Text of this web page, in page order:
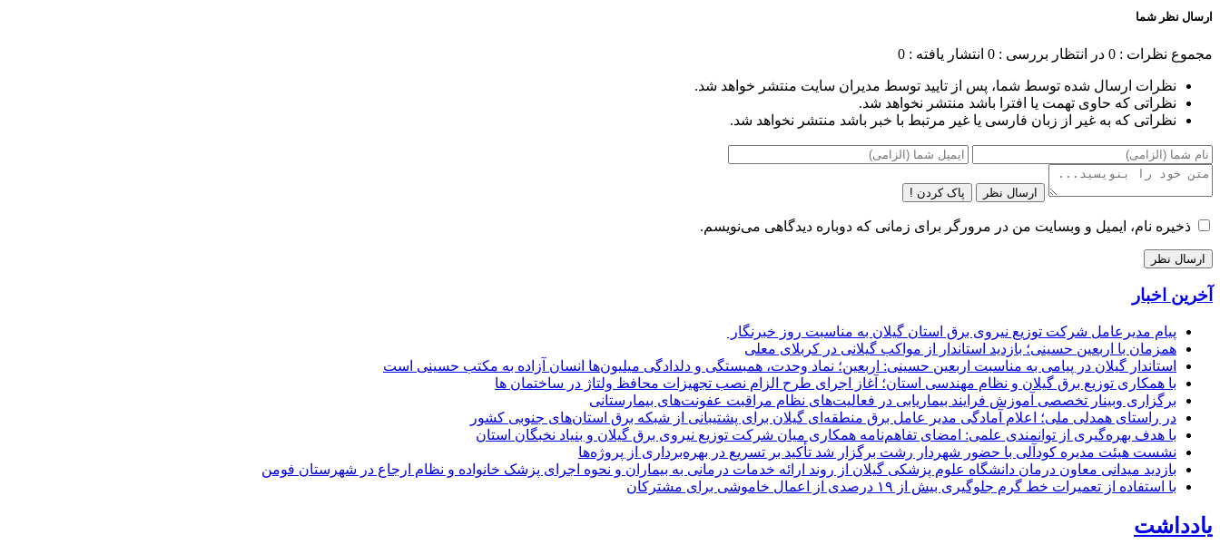
ارسال نظر شما
مجموع نظرات : 0 در انتظار بررسی : 0 انتشار یافته : 0
نظرات ارسال شده توسط شما، پس از تایید توسط مدیران سایت منتشر خواهد شد.
نظراتی که حاوی تهمت یا افترا باشد منتشر نخواهد شد.
نظراتی که به غیر از زبان فارسی یا غیر مرتبط با خبر باشد منتشر نخواهد شد.
ارسال نظر پاک کردن !
ذخیره نام، ایمیل و وبسایت من در مرورگر برای زمانی که دوباره دیدگاهی می‌نویسم.
آخرین اخبار
پیام مدیرعامل شركت توزیع نیروی برق استان گیلان به مناسبت روز خبرنگار ‌
همزمان با اربعین حسینی؛ بازدید استاندار از مواکب گیلانی در کربلای معلی
استاندار گیلان در پیامی به مناسبت اربعین حسینی: اربعین؛ نماد وحدت، همبستگی و دلدادگی میلیون‌ها انسان آزاده به مکتب حسینی است
با همکاری توزیع برق گیلان و نظام مهندسی استان؛ آغاز اجرای طرح الزام نصب تجهیزات محافظ ولتاژ در ساختمان ها
برگزاری وبینار تخصصی آموزش فرایند بیماریابی در فعالیت‌های نظام مراقبت عفونت‌های بیمارستانی
در راستای همدلی ملی؛ اعلام آمادگی مدیر عامل برق منطقه‌ای گیلان برای پشتیبانی از شبكه برق استان‌های جنوبی كشور
با هدف بهره‌گیری از توانمندی علمی: امضای تفاهم‌نامه همكاری میان شركت توزیع نیروی برق گیلان و بنیاد نخبگان استان
نشست هیئت مدیره کودآلی با حضور شهردار رشت برگزار شد تأکید بر تسریع در بهره‌برداری از پروژه‌ها
بازدید میدانی معاون درمان دانشگاه علوم پزشکی گیلان از روند ارائه خدمات درمانی به بیماران و نحوه اجرای پزشک خانواده و نظام ارجاع در شهرستان فومن
با استفاده از تعمیرات خط گرم جلوگیری بیش از ۱۹ درصدی از اعمال خاموشی برای مشتركان
یادداشت